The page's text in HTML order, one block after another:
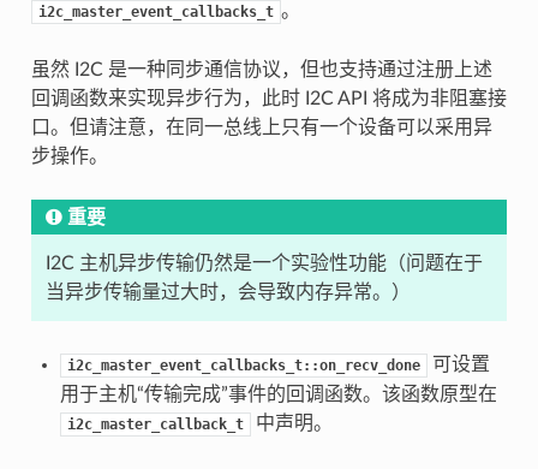
i2c_master_event_callbacks_t 。
虽然 I2C 是一种同步通信协议，但也支持通过注册上述
回调函数来实现异步行为，此时 I2C API 将成为非阻塞接
口。但请注意，在同一总线上只有一个设备可以采用异
步操作。
重要
I2C 主机异步传输仍然是一个实验性功能（问题在于
当异步传输量过大时，会导致内存异常。）
i2c_master_event_callbacks_t::on_recv_done
可设置
用于主机“传输完成”事件的回调函数。该函数原型在
i2c_master_callback_t 中声明。